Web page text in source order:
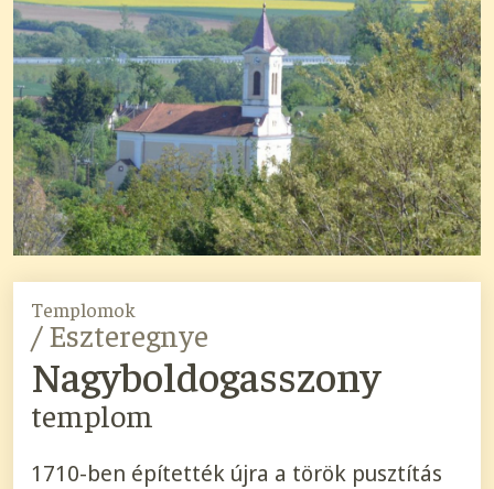
Templomok
/ Eszteregnye
Nagyboldogasszony
templom
1710-ben építették újra a török pusztítás